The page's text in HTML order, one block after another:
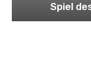
Spiel